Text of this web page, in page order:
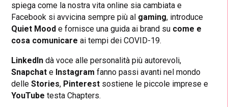
spiega come la nostra vita online sia cambiata e
Facebook si avvicina sempre più al gaming, introduce
Quiet Mood e fornisce una guida ai brand su come e
cosa comunicare ai tempi dei COVID-19.
LinkedIn dà voce alle personalità più autorevoli,
Snapchat e Instagram fanno passi avanti nel mondo
delleStories, Pinterest sostiene le piccole imprese e
YouTubetesta Chapters.